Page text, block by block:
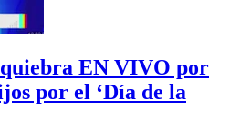
EN VIVO por
por el ‘Día de la